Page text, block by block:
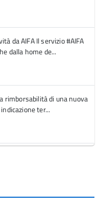
da AIFA Il servizio #AIFA
dalla home de...
rimborsabilità di una nuova
ter...